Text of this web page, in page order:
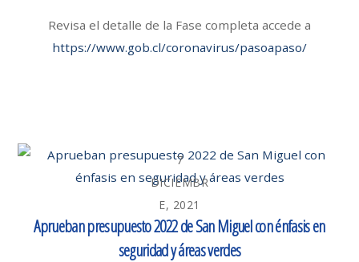
Revisa el detalle de la Fase completa accede a
https://www.gob.cl/coronavirus/pasoapaso/
7
DICIEMBR
E, 2021
Aprueban presupuesto 2022 de San Miguel con énfasis en
seguridad y áreas verdes